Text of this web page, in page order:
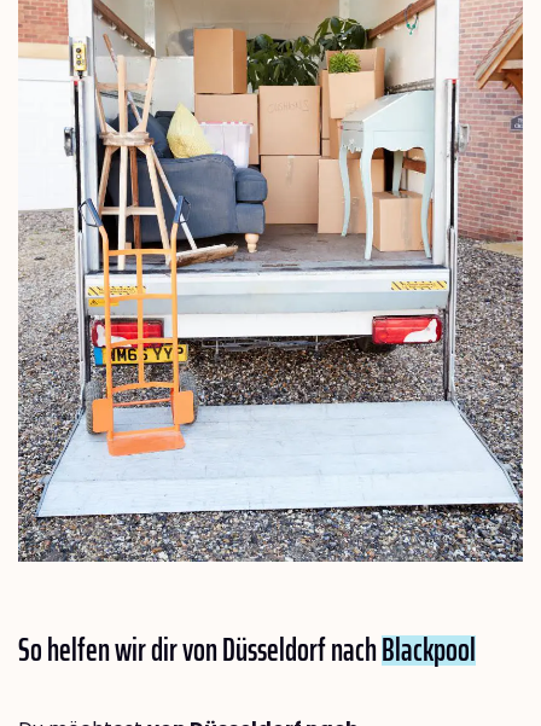
So helfen wir dir von Düsseldorf nachBlackpool